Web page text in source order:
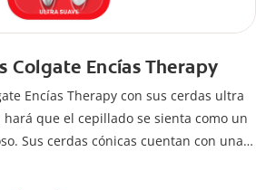
Colgate Encías Therapy
Encías Therapy con sus cerdas ultra
que el cepillado se sienta como un
Sus cerdas cónicas cuentan con una